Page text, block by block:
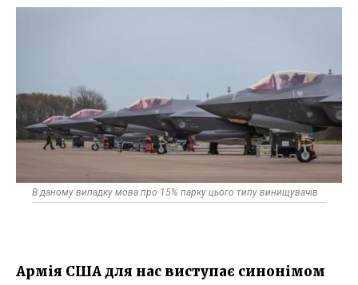
В даному випадку мова про 15% парку цього типу винищувачів
Армія США для нас виступає синонімом